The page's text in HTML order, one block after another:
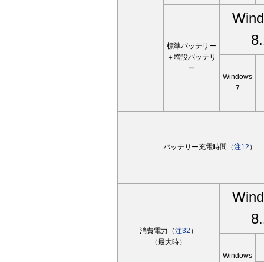
標準バッテリー
＋増設バッテリ
ー
Windows
7
バッテリー充電時間（注12 ）
消費電力（注32 ）
（最大時）
Windows